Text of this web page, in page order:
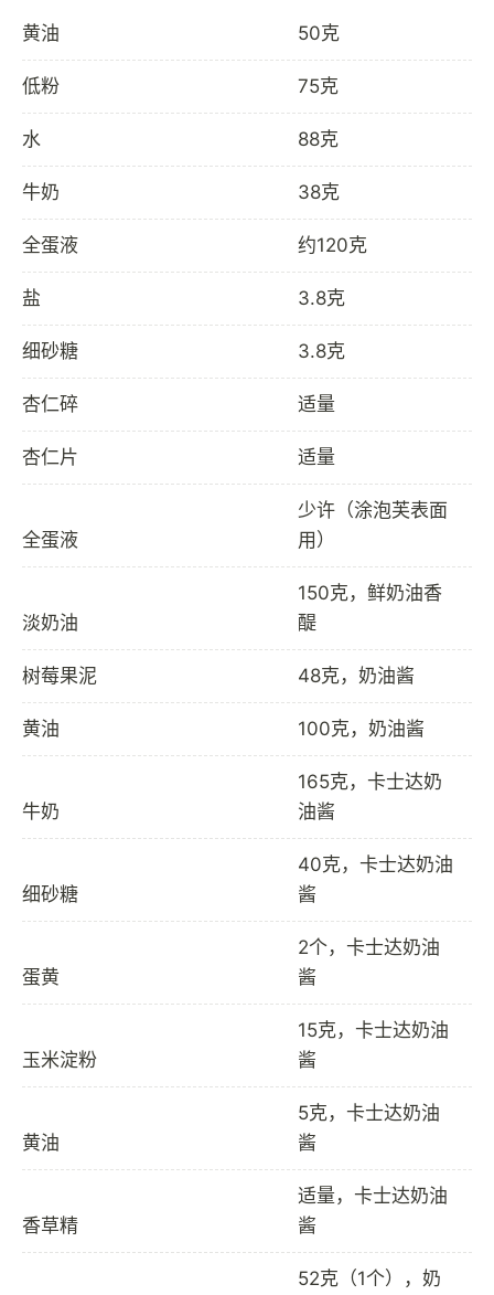
黄油 50克
低粉 75克
水 88克
牛奶 38克
全蛋液 约120克
盐 3.8克
细砂糖 3.8克
杏仁碎 适量
杏仁片 适量
全蛋液
少许（涂泡芙表面
用）
淡奶油
150克，鲜奶油香
醍
树莓果泥 48克，奶油酱
黄油 100克，奶油酱
牛奶
165克，卡士达奶
油酱
细砂糖
40克，卡士达奶油
酱
蛋黄
2个，卡士达奶油
酱
玉米淀粉
15克，卡士达奶油
酱
黄油
5克，卡士达奶油
酱
香草精
适量，卡士达奶油
酱
52克（1个），奶